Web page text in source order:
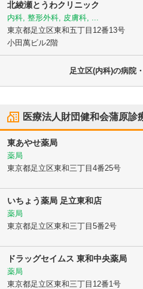
北綾瀬とうわクリニック
内科, 整形外科, 皮膚科, ...
東京都足立区東和五丁目12番13号
小田萬ビル2階
足立区(内科)の病院
医療法人財団健和会蒲原診
東あやせ薬局
薬局
東京都足立区東和三丁目4番25号
いちょう薬局 足立東和店
薬局
東京都足立区東和三丁目5番2号
ドラッグセイムス 東和中央薬局
薬局
東京都足立区東和三丁目12番1号